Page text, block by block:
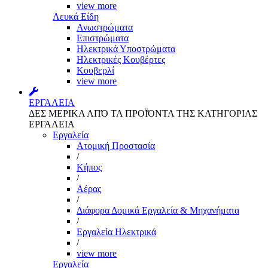
view more
Λευκά Είδη
Ανωστρώματα
Επιστρώματα
Ηλεκτρικά Υποστρώματα
Ηλεκτρικές Κουβέρτες
Κουβερλί
view more
ΕΡΓΑΛΕΙΑ
ΔΕΣ ΜΕΡΙΚΑ ΑΠΌ ΤΑ ΠΡΟΪΌΝΤΑ ΤΗΣ ΚΑΤΗΓΟΡΙΑΣ
ΕΡΓΑΛΕΙΑ
Εργαλεία
Aτομική Προστασία
/
Kήπος
/
Αέρας
/
Διάφορα Δομικά Εργαλεία & Μηχανήματα
/
Εργαλεία Ηλεκτρικά
/
view more
Εργαλεία